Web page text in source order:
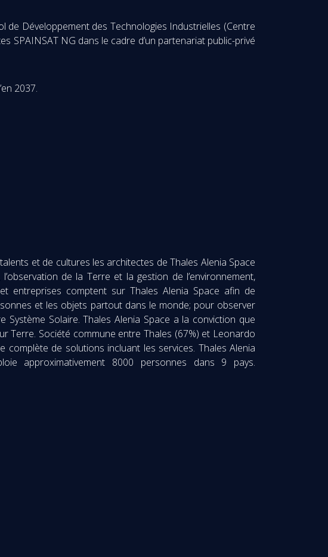
de Développement des Technologies Industrielles (Centre
SPAINSAT NG dans le cadre d’un partenariat public-privé
2037.
et de cultures les architectes de Thales Alenia Space
de la Terre et la gestion de l’environnement,
entreprises comptent sur Thales Alenia Space afin de
et les objets partout dans le monde; pour observer
Solaire. Thales Alenia Space a la conviction que
Terre. Société commune entre Thales (67%) et Leonardo
de solutions incluant les services. Thales Alenia
approximativement 8000 personnes dans 9 pays.